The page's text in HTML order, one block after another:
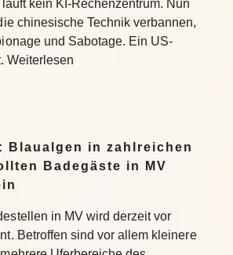
kein KI-Rechenzentrum. Nun
chinesische Technik verbannen,
und Sabotage. Ein US-
Weiterlesen
Blaualgen in zahlreichen
Badegäste in MV
in MV wird derzeit vor
Betroffen sind vor allem kleinere